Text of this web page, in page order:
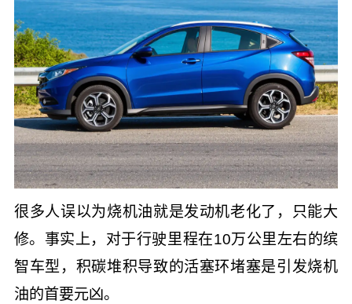
很多人误以为烧机油就是发动机老化了，只能大
修。事实上，对于行驶里程在10万公里左右的缤
智车型，积碳堆积导致的活塞环堵塞是引发烧机
油的首要元凶。